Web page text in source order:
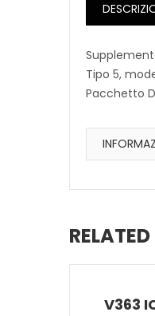
Tipo 5,
Pacchetto
V363